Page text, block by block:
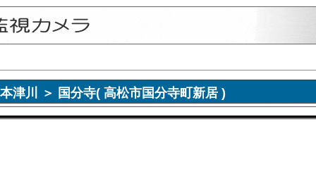
津川 ＞ 国分寺( 高松市国分寺町新居 )